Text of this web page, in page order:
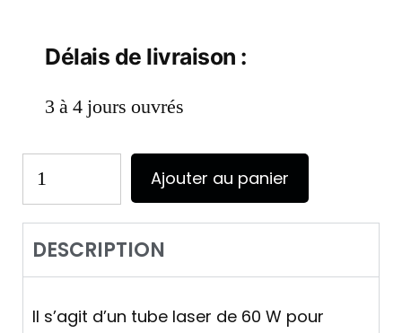
Délais de livraison :
3 à 4 jours ouvrés
Ajouter au panier
DESCRIPTION
Il s’agit d’un tube laser de 60 W pour